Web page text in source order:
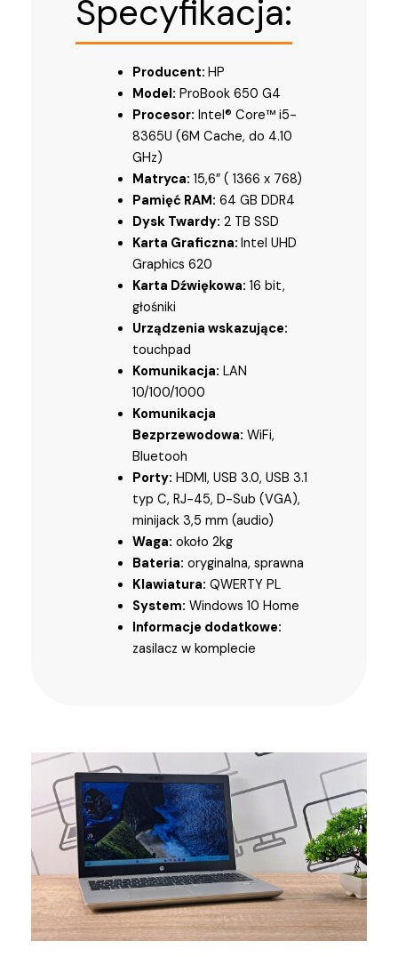
Specyfikacja:
Producent: HP
Model: ProBook 650 G4
Procesor: Intel® Core™ i5-
8365U (6M Cache, do 4.10
GHz)
Matryca: 15,6” ( 1366 x 768)
Pamięć RAM: 64 GB DDR4
Dysk Twardy: 2 TB SSD
Karta Graficzna: Intel UHD
Graphics 620
Karta Dźwiękowa: 16 bit,
głośniki
Urządzenia wskazujące:
touchpad
Komunikacja: LAN
10/100/1000
Komunikacja
Bezprzewodowa: WiFi,
Bluetooh
Porty: HDMI, USB 3.0, USB 3.1
typ C, RJ-45, D-Sub (VGA),
minijack 3,5 mm (audio)
Waga: około 2kg
Bateria: oryginalna, sprawna
Klawiatura: QWERTY PL
System: Windows 10 Home
Informacje dodatkowe:
zasilacz w komplecie